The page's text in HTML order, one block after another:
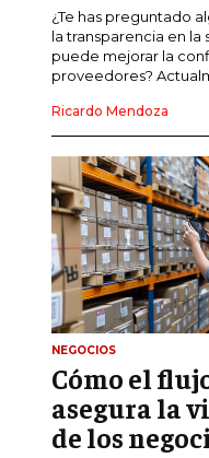
COMERCIO
EXPANSIÓN GLOBAL
ALIANZAS
TECNOLOGIA
SOSTENIBILIDAD Y
GESTIÓN DE LA
TECNOLÓGICA
TRANSFORMACIÓN
ANALÍTICA
INTELLIGENCE
CIBERSEGURIDAD
¿Te has preguntado
la transparencia en la
puede mejorar la
proveedores?
Ricardo Mendoza
NEGOCIOS
Cómo el
asegura la
de los